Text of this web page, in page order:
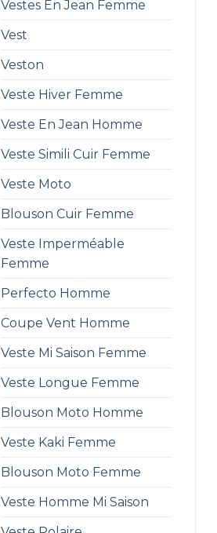
Vestes En Jean Femme
Vest
Veston
Veste Hiver Femme
Veste En Jean Homme
Veste Simili Cuir Femme
Veste Moto
Blouson Cuir Femme
Veste Imperméable
Femme
Perfecto Homme
Coupe Vent Homme
Veste Mi Saison Femme
Veste Longue Femme
Blouson Moto Homme
Veste Kaki Femme
Blouson Moto Femme
Veste Homme Mi Saison